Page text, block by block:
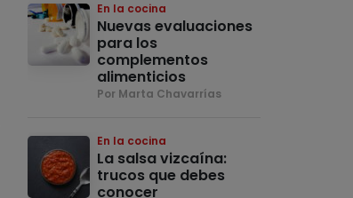
En la cocina
Nuevas evaluaciones
para los
complementos
alimenticios
Por Marta Chavarrías
En la cocina
La salsa vizcaína:
trucos que debes
conocer